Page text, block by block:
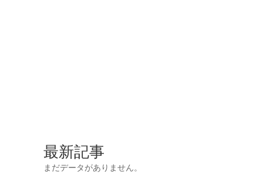
最新記事
まだデータがありません。